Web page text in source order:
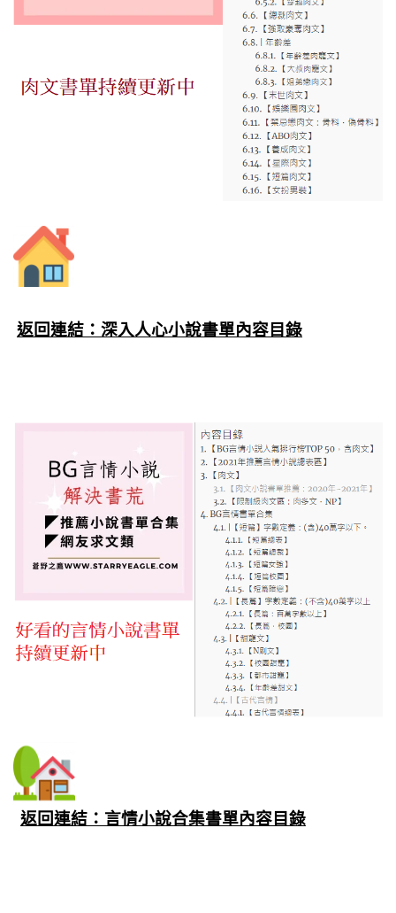
返回連結：深入人心小說書單內容目錄
返回連結：言情小說合集書單內容目錄